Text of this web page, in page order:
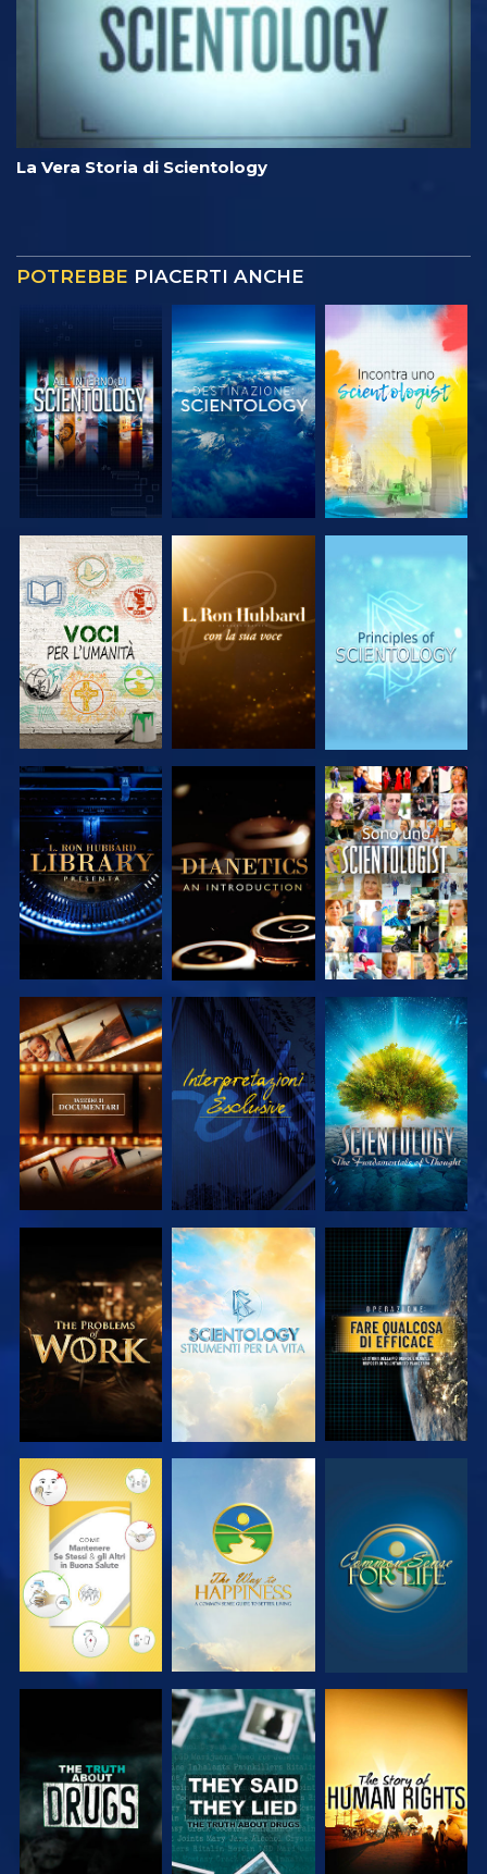
La Vera Storia di Scientology
POTREBBE PIACERTI ANCHE
ESPLORA LE
SERIE
ESPLORA LE
SERIE
ESPLORA LE
SERIE
ESPLORA LE
SERIE
ESPLORA LE
SERIE
GUARDA
ESPLORA LE
SERIE
GUARDA
ESPLORA LE
SERIE
ESPLORA LE
SERIE
ESPLORA LE
SERIE
GUARDA
GUARDA GUARDA GUARDA
GUARDA GUARDA